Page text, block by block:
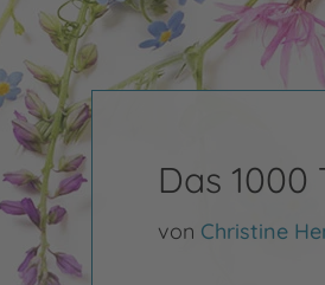
Das
von Christine